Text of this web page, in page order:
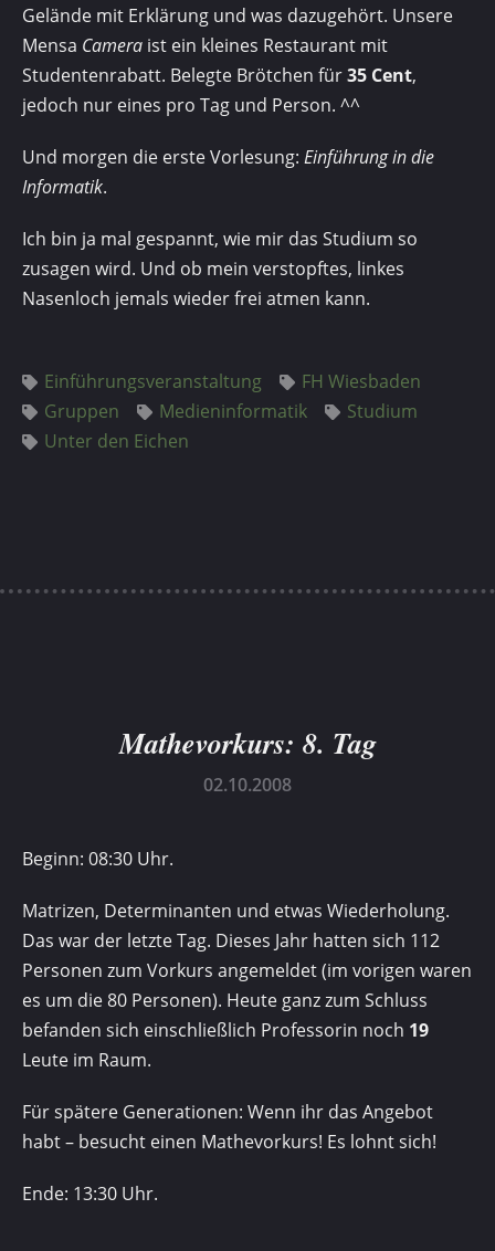
Gelände mit Erklärung und was dazugehört. Unsere
Mensa Camera ist ein kleines Restaurant mit
Studentenrabatt. Belegte Brötchen für35 Cent,
jedoch nur eines pro Tag und Person. ^^
Und morgen die erste Vorlesung: Einführung in die
Informatik.
Ich bin ja mal gespannt, wie mir das Studium so
zusagen wird. Und ob mein verstopftes, linkes
Nasenloch jemals wieder frei atmen kann.
Einführungsveranstaltung
FH Wiesbaden
Gruppen
Medieninformatik
Studium
Unter den Eichen
Mathevorkurs: 8. Tag
02.10.2008
Beginn: 08:30 Uhr.
Matrizen, Determinanten und etwas Wiederholung.
Das war der letzte Tag. Dieses Jahr hatten sich 112
Personen zum Vorkurs angemeldet (im vorigen waren
es um die 80 Personen). Heute ganz zum Schluss
befanden sich einschließlich Professorin noch 19
Leute im Raum.
Für spätere Generationen: Wenn ihr das Angebot
habt – besucht einen Mathevorkurs! Es lohnt sich!
Ende: 13:30 Uhr.